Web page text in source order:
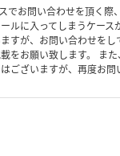
でお問い合わせを頂く際
ルに入ってしまうケース
すが、お問い合わせをし
をお願い致します。 ま
ございますが、再度お問